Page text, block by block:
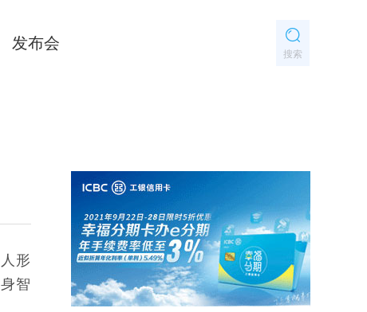
发布会
搜索
形
智